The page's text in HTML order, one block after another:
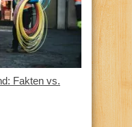
Fakten vs.